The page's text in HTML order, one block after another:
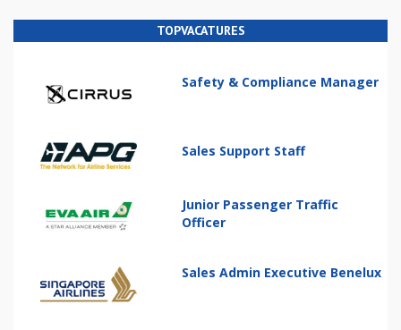
TOPVACATURES
Safety & Compliance Manager
Sales Support Staff
Junior Passenger Traffic
Officer
Sales Admin Executive Benelux